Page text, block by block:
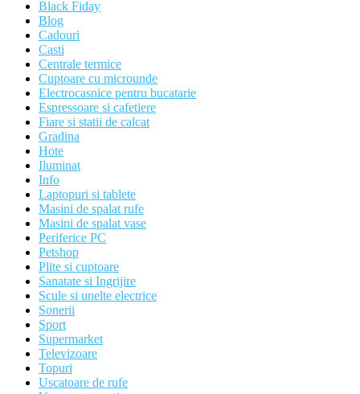
Black Fiday
Blog
Cadouri
Casti
Centrale termice
Cuptoare cu microunde
Electrocasnice pentru bucatarie
Espressoare si cafetiere
Fiare si statii de calcat
Gradina
Hote
Iluminat
Info
Laptopuri si tablete
Masini de spalat rufe
Masini de spalat vase
Periferice PC
Petshop
Plite si cuptoare
Sanatate si Ingrijire
Scule si unelte electrice
Sonerii
Sport
Supermarket
Televizoare
Topuri
Uscatoare de rufe